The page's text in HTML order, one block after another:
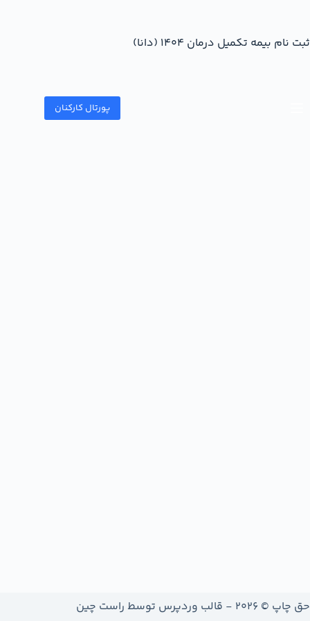
پورتال کارکنان
ثبت نام بیمه تکمیل درمان 1404 (دانا)
حق چاپ © 2026 - قالب وردپرس توسط راست چین